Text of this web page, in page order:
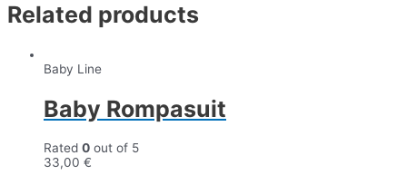
Related products
Baby Line
Baby Rompasuit
Rated 0 out of 5
33,00 €